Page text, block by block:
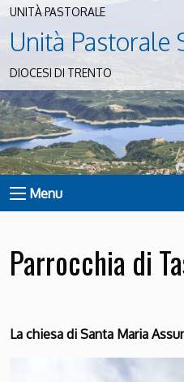
UNITÀ PASTORALE
Unità Pastorale
DIOCESI DI TRENTO
Menu
Parrocchia di
La chiesa di Santa Maria